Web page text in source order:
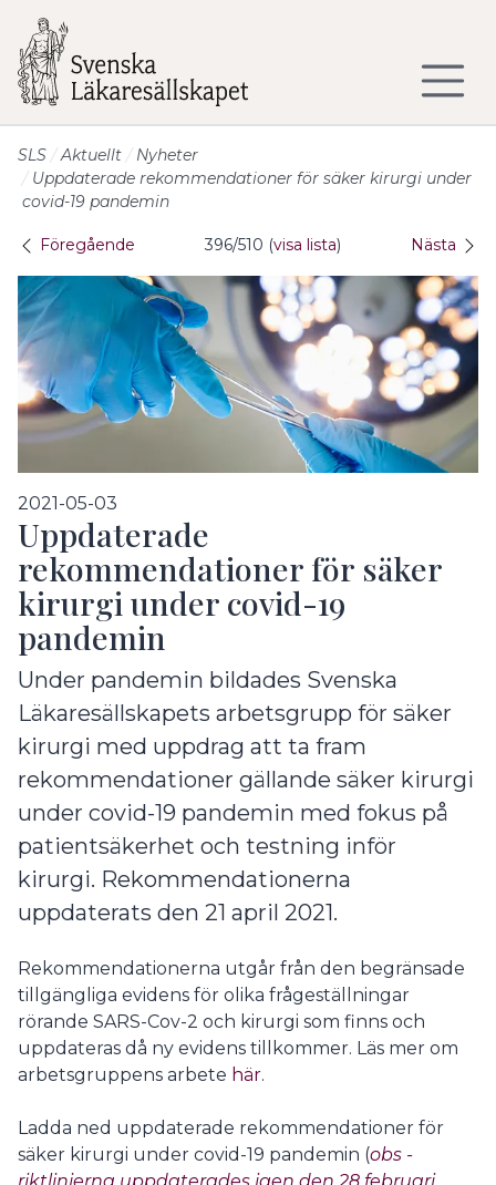
SLS Aktuellt
Nyheter
Uppdaterade rekommendationer för säker kirurgi under
covid-19 pandemin
Föregående 396/510 (visa lista) Nästa
2021-05-03
Uppdaterade
rekommendationer för säker
kirurgi under covid-19
pandemin
Under pandemin bildades Svenska
Läkaresällskapets arbetsgrupp för säker
kirurgi med uppdrag att ta fram
rekommendationer gällande säker kirurgi
under covid-19 pandemin med fokus på
patientsäkerhet och testning inför
kirurgi. Rekommendationerna
uppdaterats den 21 april 2021.
Rekommendationerna utgår från den begränsade
tillgängliga evidens för olika frågeställningar
rörande SARS-Cov-2 och kirurgi som finns och
uppdateras då ny evidens tillkommer. Läs mer om
arbetsgruppens arbete här.
Ladda ned uppdaterade rekommendationer för
säker kirurgi under covid-19 pandemin (obs -